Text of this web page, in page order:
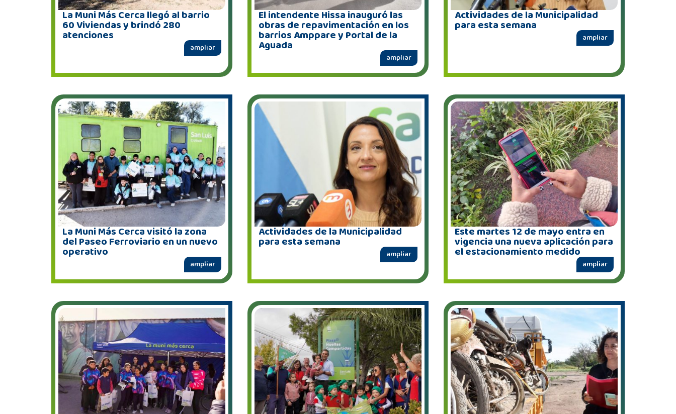
La Muni Más Cerca llegó al barrio
60 Viviendas y brindó 280
atenciones
ampliar
El intendente Hissa inauguró las
obras de repavimentación en los
barrios Amppare y Portal de la
Aguada
ampliar
Actividades de la Municipalidad
para esta semana
ampliar
La Muni Más Cerca visitó la zona
del Paseo Ferroviario en un nuevo
operativo
ampliar
Actividades de la Municipalidad
para esta semana
ampliar
Este martes 12 de mayo entra en
vigencia una nueva aplicación para
el estacionamiento medido
ampliar